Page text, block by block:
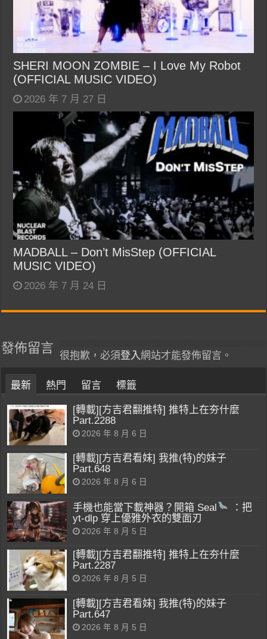
SHERI MOON ZOMBIE – I Love My Robot
(OFFICIAL MUSIC VIDEO)
2026 年 7 月 27 日
MADBALL – Don’t MisStep (OFFICIAL
MUSIC VIDEO)
2026 年 7 月 24 日
發佈留言
很抱歉，必須登入網站才能發佈留言。
最新 熱門 留言 標籤
[轉載][方吉君翻推特] 推特上在夯什麼
Part.2288
2026 年 8 月 6 日
[轉載][方吉君看妹] 我推(特)的妹子
Part.648
2026 年 8 月 6 日
手機也能當下載神器？開箱 Seal
：把
yt-dlp 穿上優雅外衣的雙面刃
2026 年 8 月 5 日
[轉載][方吉君翻推特] 推特上在夯什麼
Part.2287
2026 年 8 月 5 日
[轉載][方吉君看妹] 我推(特)的妹子
Part.647
2026 年 8 月 5 日